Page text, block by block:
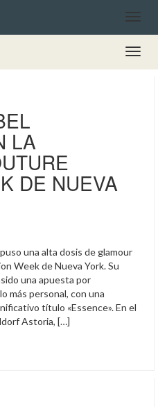
LA
DE NUEVA
una alta dosis de glamour
Week de Nueva York. Su
una apuesta por
más personal, con una
título «Essence». En el
Astoria, […]